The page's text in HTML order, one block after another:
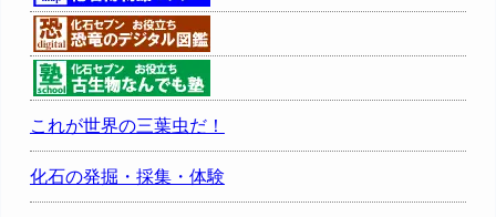
これが世界の三葉虫だ！
化石の発掘・採集・体験